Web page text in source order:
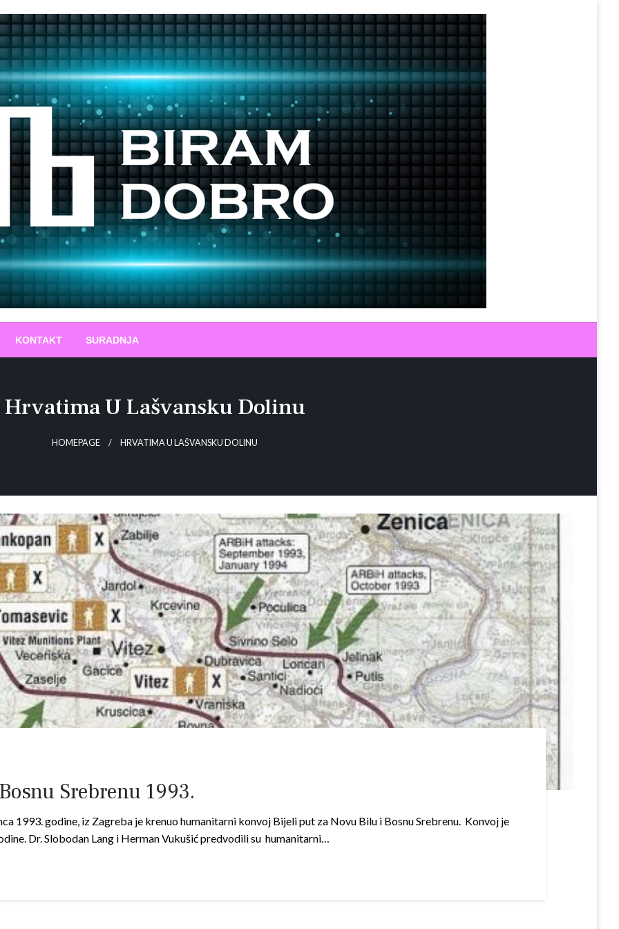
KONTAKT SURADNJA
Hrvatima U Lašvansku Dolinu
HOMEPAGE HRVATIMA U LAŠVANSKU DOLINU
Srebrenu 1993.
1993. godine, iz Zagreba je krenuo humanitarni konvoj Bijeli put za Novu Bilu i Bosnu Srebrenu. Konvoj je
Dr. Slobodan Lang i Herman Vukušić predvodili su humanitarni…